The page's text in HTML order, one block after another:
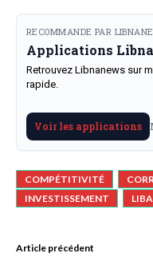
RECOMMANDE PAR
Applications
Retrouvez Libnanews sur
rapide.
Voir les applications
COMPÉTITIVITÉ
INVESTISSEMENT
Article précédent